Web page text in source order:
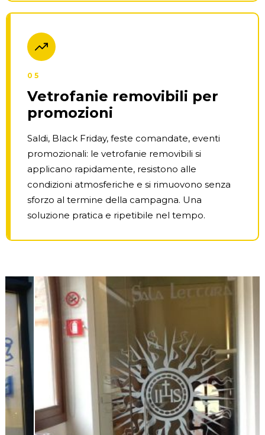
05
Vetrofanie removibili per
promozioni
Saldi, Black Friday, feste comandate, eventi
promozionali: le vetrofanie removibili si
applicano rapidamente, resistono alle
condizioni atmosferiche e si rimuovono senza
sforzo al termine della campagna. Una
soluzione pratica e ripetibile nel tempo.